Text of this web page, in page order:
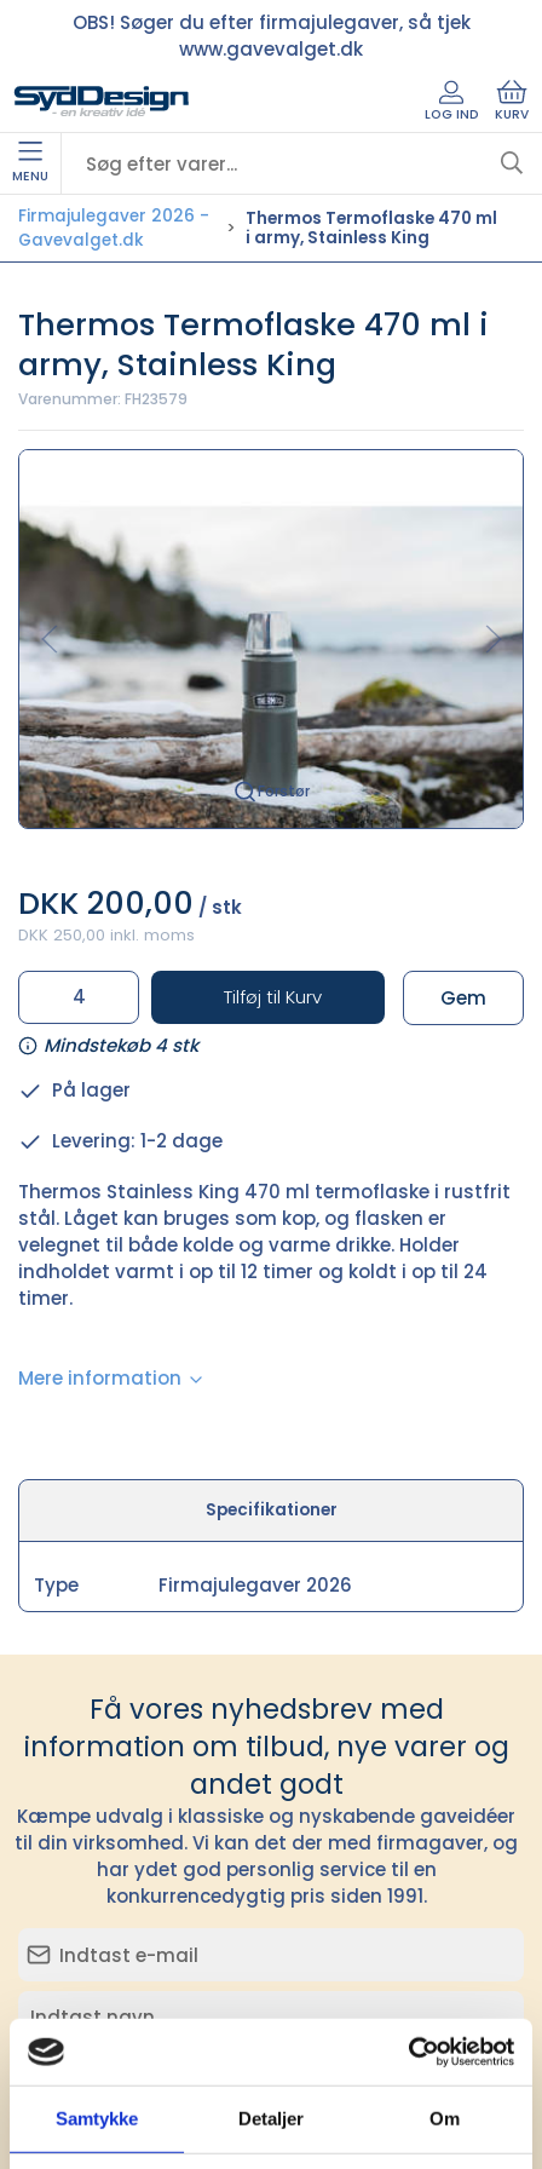
Samtykke Detaljer Om
OBS! Søger du efter firmajulegaver, så tjek
www.gavevalget.dk
LOG IND KURV
MENU
Firmajulegaver 2026 -
Gavevalget.dk
Thermos Termoflaske 470 ml
i army, Stainless King
Thermos Termoflaske 470 ml i
army, Stainless King
Varenummer: FH23579
Forstør
DKK 200,00 / stk
DKK 250,00 inkl. moms
Tilføj til Kurv
Mindstekøb 4 stk
Gem
På lager
Levering: 1-2 dage
Thermos Stainless King 470 ml termoflaske i rustfrit
stål. Låget kan bruges som kop, og flasken er
velegnet til både kolde og varme drikke. Holder
indholdet varmt i op til 12 timer og koldt i op til 24
timer.
Mere information
Specifikationer
Type Firmajulegaver 2026
Få vores nyhedsbrev med
information om tilbud, nye varer og
andet godt
Kæmpe udvalg i klassiske og nyskabende gaveidéer
til din virksomhed. Vi kan det der med firmagaver, og
har ydet god personlig service til en
konkurrencedygtig pris siden 1991.
Tilmeld